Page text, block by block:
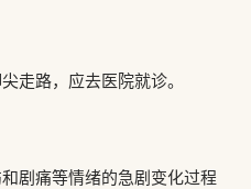
走路，应去医院就诊。
剧痛等情绪的急剧变化过程